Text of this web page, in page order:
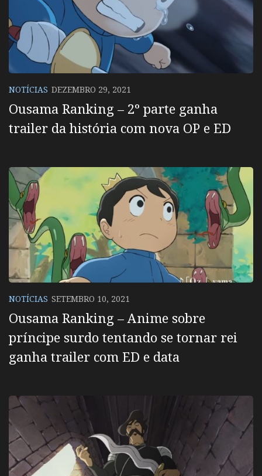
NOTÍCIAS DEZEMBRO 29, 2021
Ousama Ranking – 2º parte ganha
trailer da história com nova OP e ED
NOTÍCIAS SETEMBRO 10, 2021
Ousama Ranking – Anime sobre
príncipe surdo tentando se tornar rei
ganha trailer com ED e data